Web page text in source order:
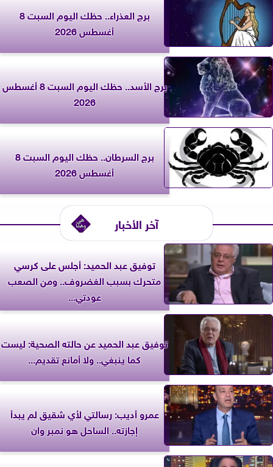
برج العذراء.. حظك اليوم السبت 8
أغسطس 2026
برج الأسد.. حظك اليوم السبت 8 أغسطس
2026
برج السرطان.. حظك اليوم السبت 8
أغسطس 2026
آخر الأخبار
توفيق عبد الحميد: أجلس على كرسي
متحرك بسبب الغضروف.. ومن الصعب
عودتي...
توفيق عبد الحميد عن حالته الصحية: ليست
كما ينبغي.. ولا أمانع تقديم...
عمرو أديب: رسالتي لأي شقيق لم يبدأ
إجازته.. الساحل هو نمبر وان